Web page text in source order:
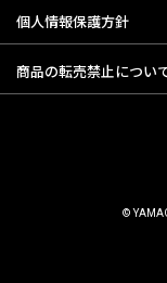
個人情報保護方針
商品の転売禁止につい
©